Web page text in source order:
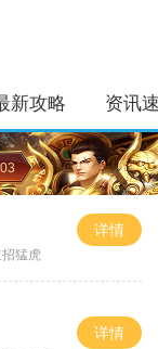
新攻略 资讯
猛虎
详情
详情